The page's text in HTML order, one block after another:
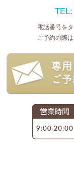
TEL:
電話番号を
ご予約の際